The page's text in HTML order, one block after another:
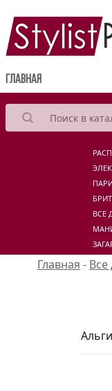
Главная
ВСЕ
Главная - Все